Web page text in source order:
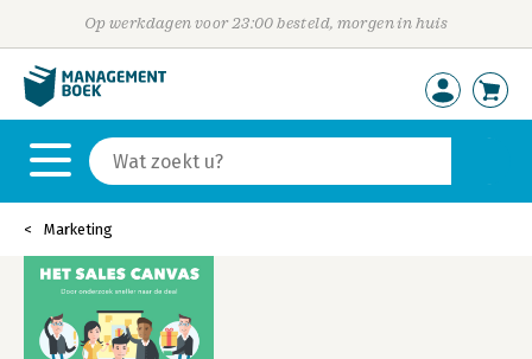
Op werkdagen voor 23:00 besteld, morgen in huis
Marketing